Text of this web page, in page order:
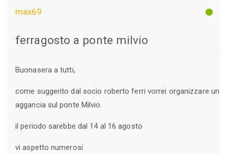
max69
ferragosto a ponte milvio
Buonasera a tutti,
come suggerito dal socio roberto ferri vorrei organizzare un
aggancia sul ponte Milvio.
il periodo sarebbe dal 14 al 16 agosto
vi aspetto numerosi